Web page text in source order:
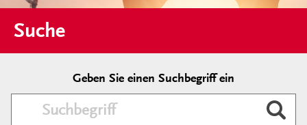
Suche
Geben Sie einen Suchbegriff ein